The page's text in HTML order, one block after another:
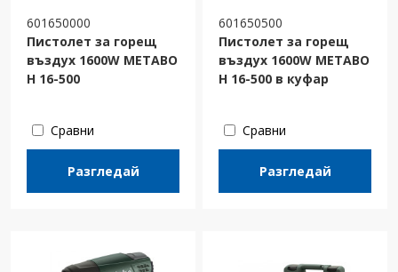
601650000
Пистолет за горещ
въздух 1600W METABO
H 16-500
Сравни
Разгледай
601650500
Пистолет за горещ
въздух 1600W METABO
H 16-500 в куфар
Сравни
Разгледай